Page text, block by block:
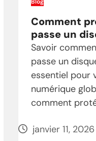
Comment
passe un
Savoir
passe un
essentiel pour
numérique
comment
janvier 11, 2026